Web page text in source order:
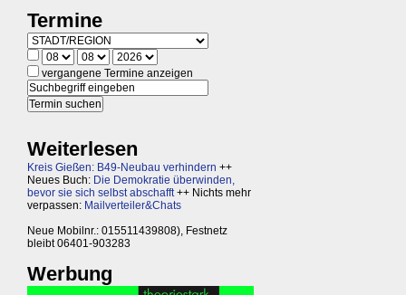
Termine
vergangene Termine anzeigen
Weiterlesen
Kreis Gießen: B49-Neubau verhindern ++
Neues Buch: Die Demokratie überwinden,
bevor sie sich selbst abschafft++ Nichts mehr
verpassen: Mailverteiler&Chats
Neue Mobilnr.: 015511439808), Festnetz
bleibt 06401-903283
Werbung